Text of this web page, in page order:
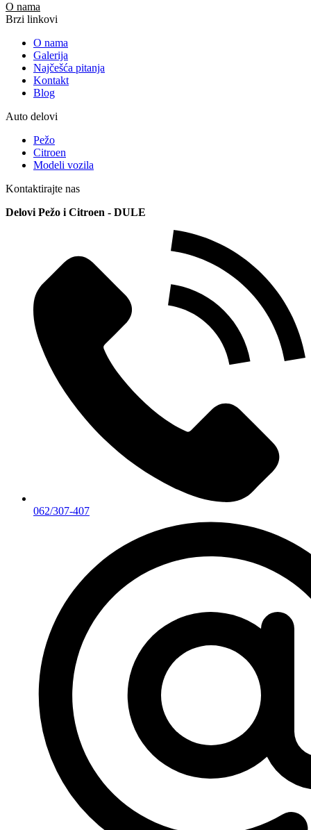
O nama
Brzi linkovi
O nama
Galerija
Najčešća pitanja
Kontakt
Blog
Auto delovi
Pežo
Citroen
Modeli vozila
Kontaktirajte nas
Delovi Pežo i Citroen - DULE
062/307-407